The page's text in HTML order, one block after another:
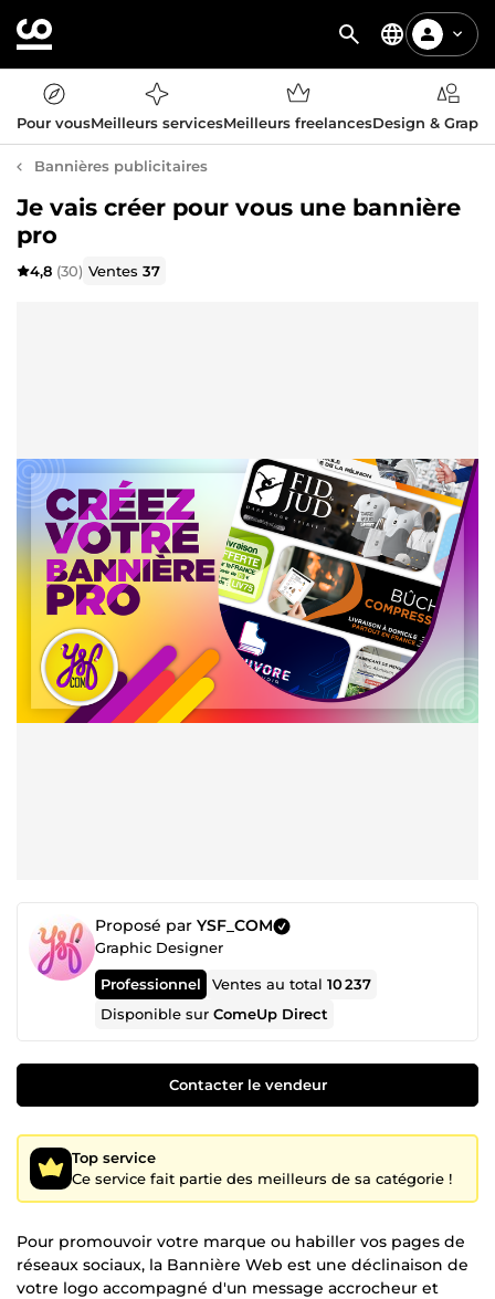
Pour vousMeilleurs servicesMeilleurs freelancesDesign &
Bannières publicitaires
Je vais créer pour vous une bannière
pro
4,8 (30) Ventes37
Proposé par YSF_COM
Graphic Designer
Professionnel Ventes au total10 237
Disponible surComeUp Direct
Contacter le vendeur
Top service
Ce service fait partie des meilleurs de sa catégorie !
Pour promouvoir votre marque ou habiller vos pages de
réseaux sociaux, la Bannière Web est une déclinaison de
votre logo accompagné d'un message accrocheur et